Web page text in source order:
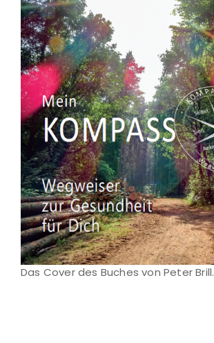
Das Cover des Buches von Peter Brill.